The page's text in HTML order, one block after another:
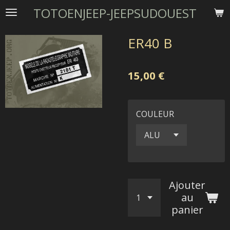
Passer
contenu
principal
TOTOENJEEP-JEEPSUDOUEST
ER40 B
15,00 €
COULEUR
Ajouter
au
panier